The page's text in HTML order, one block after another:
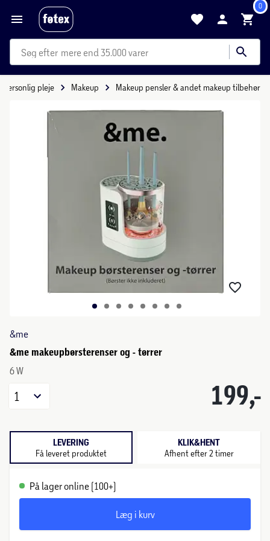
0
mere end 35.000 varer
Personlig pleje Makeup Makeup pensler & andet makeup tilbehør
&me
&me makeupbørsterenser og - tørrer
6 W
199,-
1
LEVERING
Få leveret produktet
KLIK&HENT
Afhent efter 2 timer
På lager online (100+)
Læg i kurv